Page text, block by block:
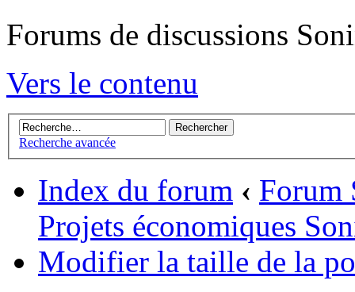
Forums de discussions
Vers le contenu
Recherche avancée
Index du forum ‹ Forum
Projets économiques
Modifier la taille de la